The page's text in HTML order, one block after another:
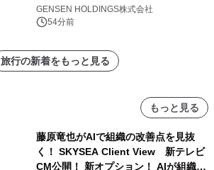
ーズ初のオールインクルーシブ導入
GENSEN HOLDINGS株式会社
54分前
旅行の新着をもっと見る
もっと見る
藤原竜也がAIで組織の改善点を見抜
く！ SKYSEA Client View 新テレビ
CM公開！ 新オプション！ AIが組織の